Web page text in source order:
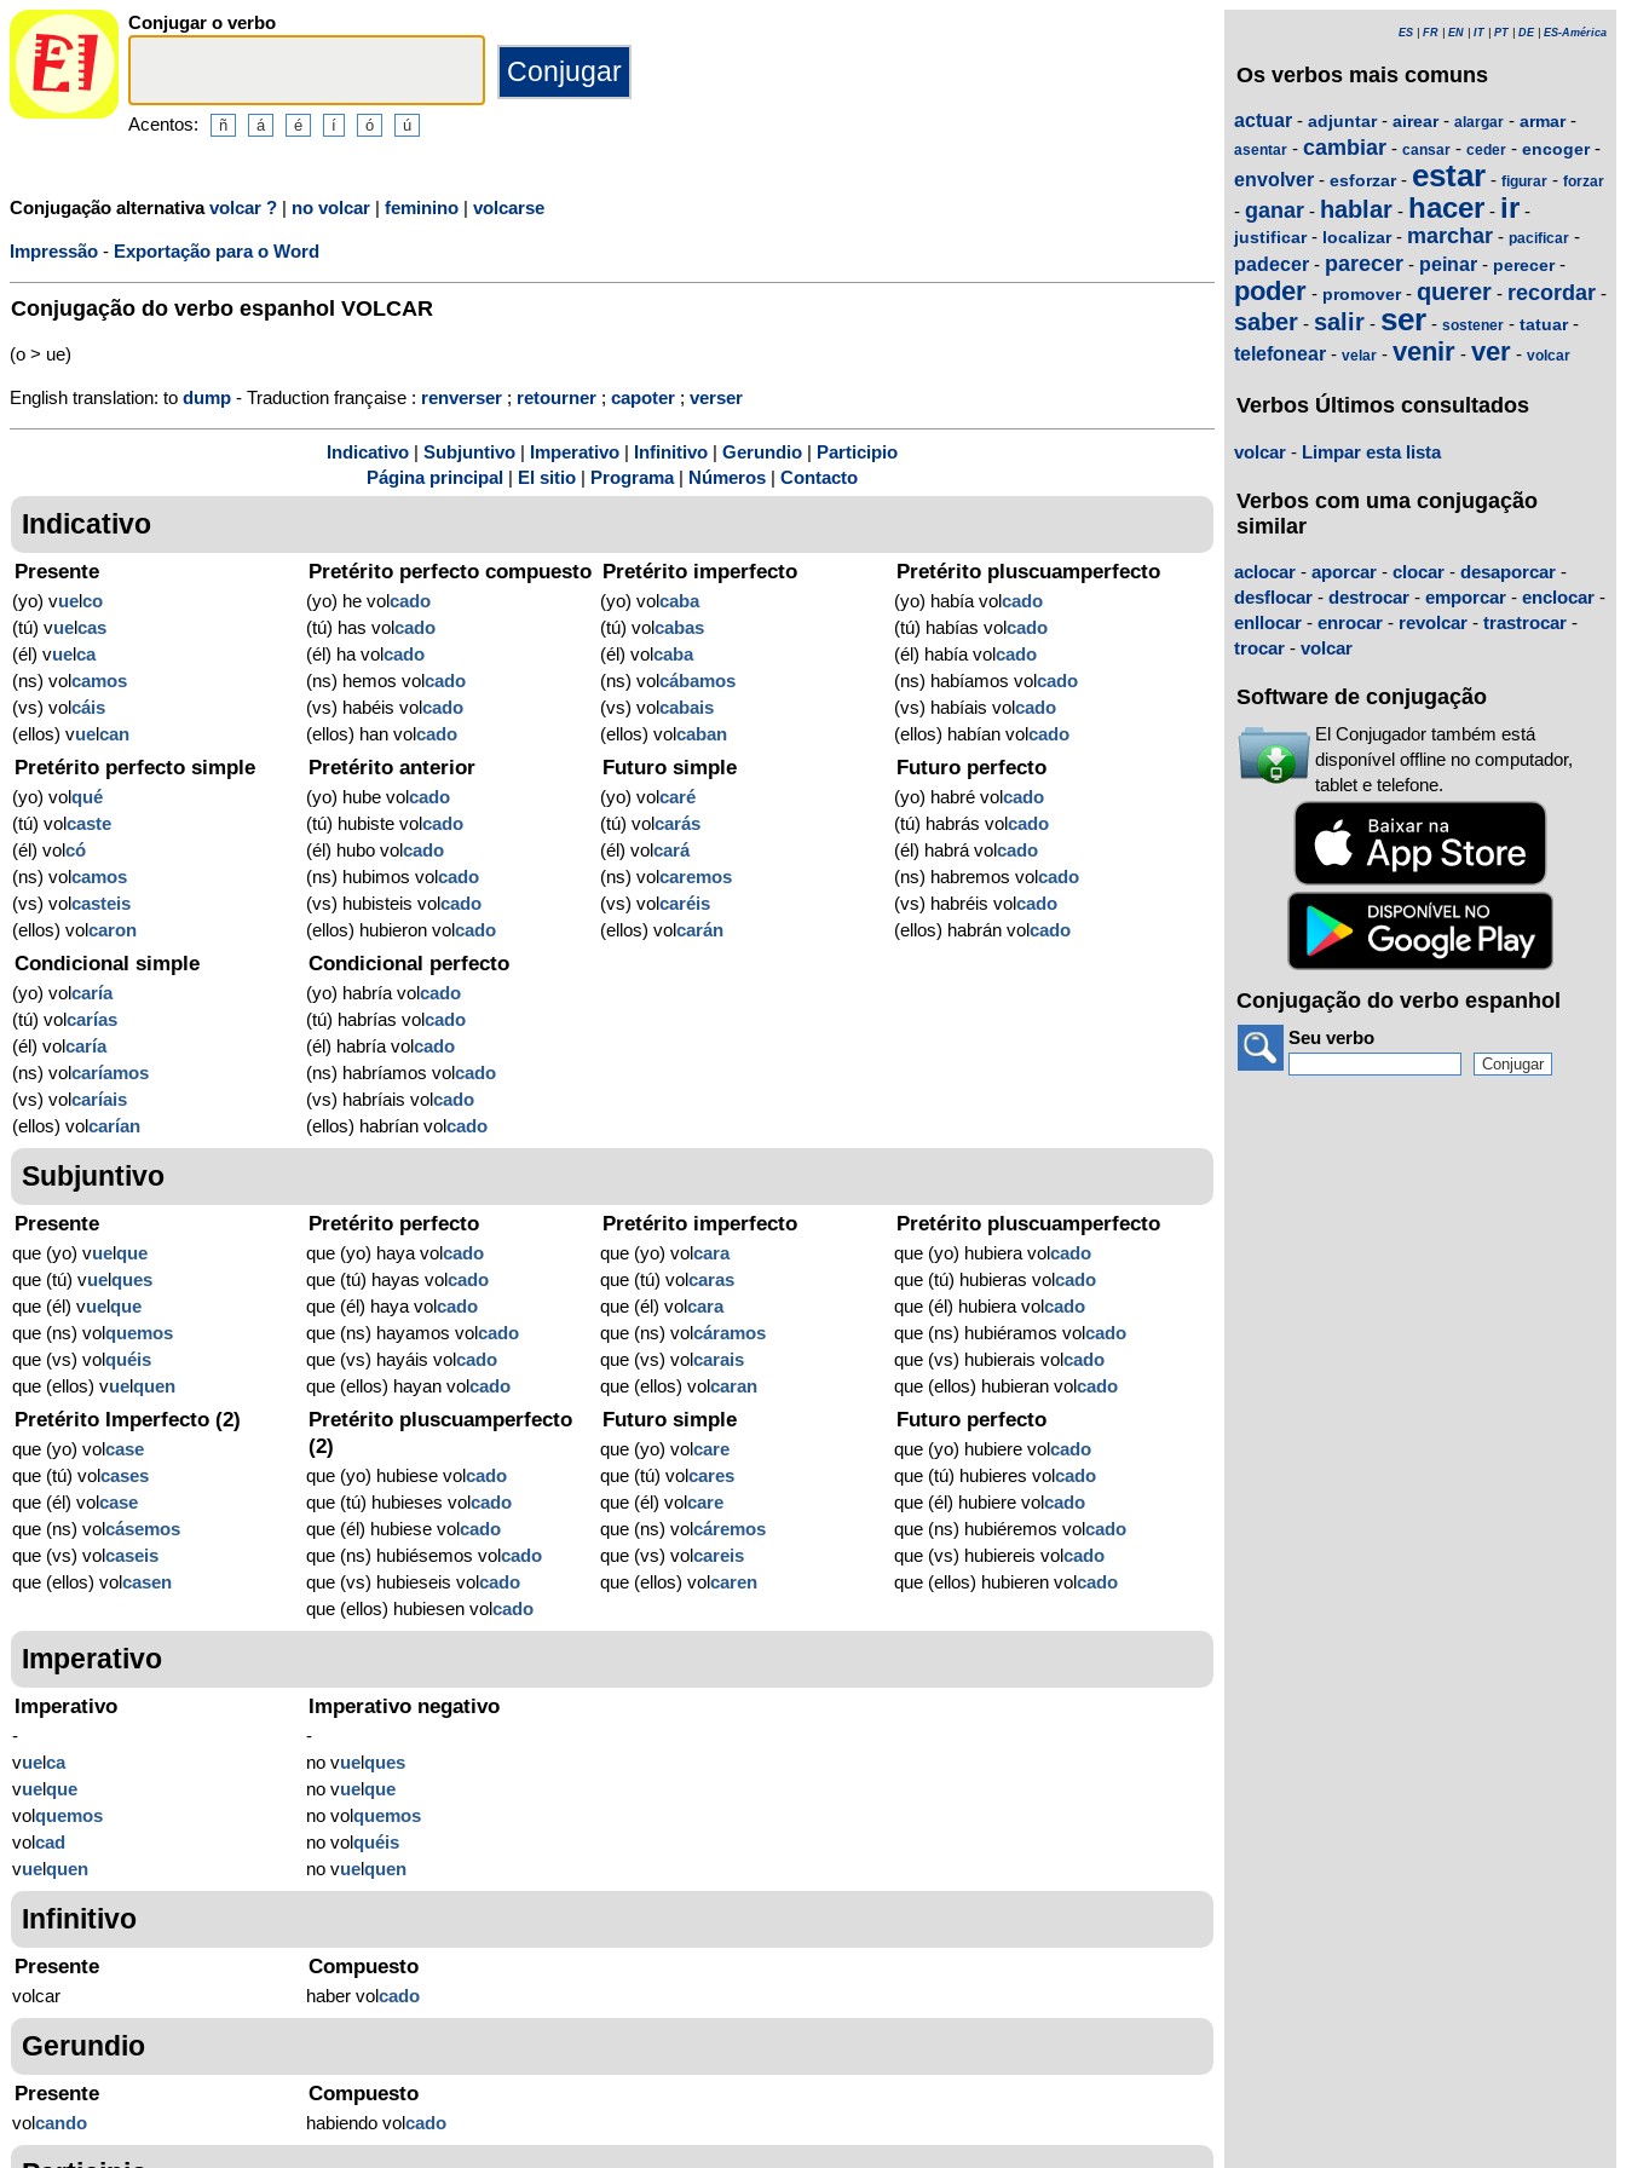
Conjugar o verbo
Acentos:
Conjugação alternativavolcar ? | no volcar | feminino | volcarse
Impressão - Exportação para o Word
Conjugação do verbo espanhol VOLCAR
(o > ue)
English translation: to dump - Traduction française : renverser ; retourner ; capoter ; verser
Indicativo | Subjuntivo | Imperativo | Infinitivo | Gerundio | Participio
Página principal | El sitio | Programa| Números | Contacto
Indicativo
Presente
(yo) vuelco
(tú) vuelcas
(él) vuelca
(ns) volcamos
(vs) volcáis
(ellos) vuelcan
Pretérito perfecto compuesto
(yo) he volcado
(tú) has volcado
(él) ha volcado
(ns) hemos volcado
(vs) habéis volcado
(ellos) han volcado
Pretérito imperfecto
(yo) volcaba
(tú) volcabas
(él) volcaba
(ns) volcábamos
(vs) volcabais
(ellos) volcaban
Pretérito pluscuamperfecto
(yo) había volcado
(tú) habías volcado
(él) había volcado
(ns) habíamos volcado
(vs) habíais volcado
(ellos) habían volcado
Pretérito perfecto simple
(yo) volqué
(tú) volcaste
(él) volcó
(ns) volcamos
(vs) volcasteis
(ellos) volcaron
Pretérito anterior
(yo) hube volcado
(tú) hubiste volcado
(él) hubo volcado
(ns) hubimos volcado
(vs) hubisteis volcado
(ellos) hubieron volcado
Futuro simple
(yo) volcaré
(tú) volcarás
(él) volcará
(ns) volcaremos
(vs) volcaréis
(ellos) volcarán
Futuro perfecto
(yo) habré volcado
(tú) habrás volcado
(él) habrá volcado
(ns) habremos volcado
(vs) habréis volcado
(ellos) habrán volcado
Condicional simple
(yo) volcaría
(tú) volcarías
(él) volcaría
(ns) volcaríamos
(vs) volcaríais
(ellos) volcarían
Condicional perfecto
(yo) habría volcado
(tú) habrías volcado
(él) habría volcado
(ns) habríamos volcado
(vs) habríais volcado
(ellos) habrían volcado
Subjuntivo
Presente
que (yo) vuelque
que (tú) vuelques
que (él) vuelque
que (ns) volquemos
que (vs) volquéis
que (ellos) vuelquen
Pretérito perfecto
que (yo) haya volcado
que (tú) hayas volcado
que (él) haya volcado
que (ns) hayamos volcado
que (vs) hayáis volcado
que (ellos) hayan volcado
Pretérito imperfecto
que (yo) volcara
que (tú) volcaras
que (él) volcara
que (ns) volcáramos
que (vs) volcarais
que (ellos) volcaran
Pretérito pluscuamperfecto
que (yo) hubiera volcado
que (tú) hubieras volcado
que (él) hubiera volcado
que (ns) hubiéramos volcado
que (vs) hubierais volcado
que (ellos) hubieran volcado
Pretérito Imperfecto (2)
que (yo) volcase
que (tú) volcases
que (él) volcase
que (ns) volcásemos
que (vs) volcaseis
que (ellos) volcasen
Pretérito pluscuamperfecto
(2)
que (yo) hubiese volcado
que (tú) hubieses volcado
que (él) hubiese volcado
que (ns) hubiésemos volcado
que (vs) hubieseis volcado
que (ellos) hubiesen volcado
Futuro simple
que (yo) volcare
que (tú) volcares
que (él) volcare
que (ns) volcáremos
que (vs) volcareis
que (ellos) volcaren
Futuro perfecto
que (yo) hubiere volcado
que (tú) hubieres volcado
que (él) hubiere volcado
que (ns) hubiéremos volcado
que (vs) hubiereis volcado
que (ellos) hubieren volcado
Imperativo
Imperativo
-
vuelca
vuelque
volquemos
volcad
vuelquen
Imperativo negativo
-
no vuelques
no vuelque
no volquemos
no volquéis
no vuelquen
Infinitivo
Presente
volcar
Compuesto
haber volcado
Gerundio
Presente
volcando
Compuesto
habiendo volcado
ES FR EN IT PT DE| ES-América
Os verbos mais comuns
actuar - adjuntar- airear- alargar - armar-
asentar - cambiar - cansar - ceder - encoger-
envolver - esforzar- estar - figurar - forzar
- ganar - hablar - hacer - ir -
justificar- localizar- marchar - pacificar -
padecer - parecer - peinar - perecer-
poder - promover- querer - recordar -
saber - salir - ser - sostener - tatuar-
telefonear - velar - venir - ver - volcar
Verbos Últimos consultados
volcar - Limpar esta lista
Verbos com uma conjugação
similar
aclocar - aporcar - clocar - desaporcar -
desflocar - destrocar - emporcar - enclocar -
enllocar - enrocar - revolcar - trastrocar -
trocar - volcar
Software de conjugação
El Conjugador também está
disponível offline no computador,
tablet e telefone.
Conjugação do verbo espanhol
Seu verbo